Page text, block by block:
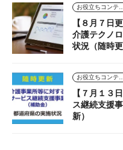
お役立ちコ
【８月７日
介護テクノ
状況（随時更
お役立ちコ
【７月１３
ス継続支援
新）